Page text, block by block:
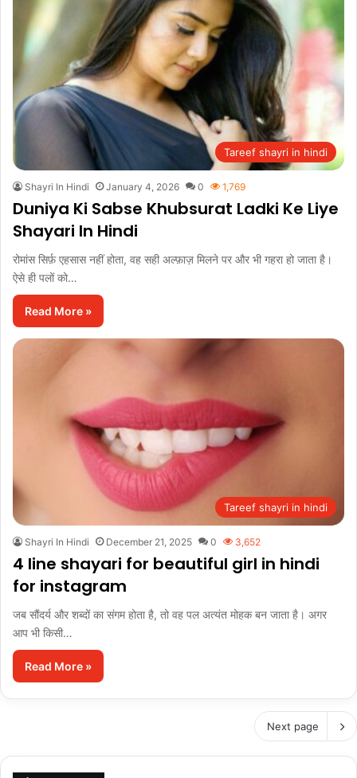
Tareef shayri in hindi
Shayri In Hindi January 4, 2026 0 1,769
Duniya Ki Sabse Khubsurat Ladki Ke Liye
Shayari In Hindi
रोमांस सिर्फ़ एहसास नहीं होता, वह सही अल्फ़ाज़ मिलने पर और भी गहरा हो जाता है।
ऐसे ही पलों को…
Read More »
Tareef shayri in hindi
Shayri In Hindi December 21, 2025 0 3,652
4 line shayari for beautiful girl in hindi
for instagram
जब सौंदर्य और शब्दों का संगम होता है, तो वह पल अत्यंत मोहक बन जाता है। अगर
आप भी किसी…
Read More »
Next page